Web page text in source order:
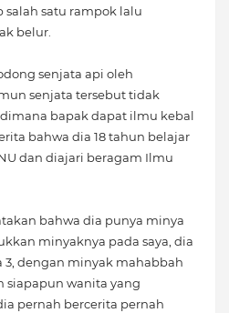
satu rampok lalu
belur.
senjata api oleh
senjata tersebut tidak
bapak dapat ilmu kebal
bahwa dia 18 tahun belajar
dan diajari beragam Ilmu
bahwa dia punya minya
minyaknya pada saya, dia
3, dengan minyak mahabbah
siapapun wanita yang
pernah bercerita pernah